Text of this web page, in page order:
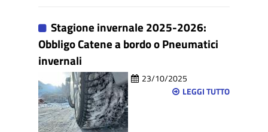
Stagione invernale 2025-2026:
Obbligo Catene a bordo o Pneumatici
invernali
23/10/2025
LEGGI TUTTO